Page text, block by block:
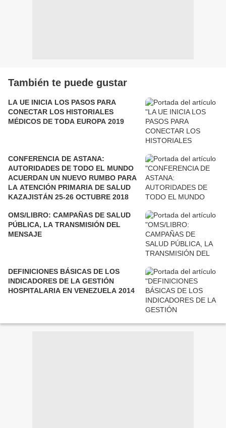
También te puede gustar
LA UE INICIA LOS PASOS PARA
CONECTAR LOS HISTORIALES
MÉDICOS DE TODA EUROPA 2019
CONFERENCIA DE ASTANA:
AUTORIDADES DE TODO EL MUNDO
ACUERDAN UN NUEVO RUMBO PARA
LA ATENCIÓN PRIMARIA DE SALUD
KAZAJISTÁN 25-26 OCTUBRE 2018
OMS/LIBRO: CAMPAÑAS DE SALUD
PÚBLICA, LA TRANSMISIÓN DEL
MENSAJE
DEFINICIONES BÁSICAS DE LOS
INDICADORES DE LA GESTIÓN
HOSPITALARIA EN VENEZUELA 2014